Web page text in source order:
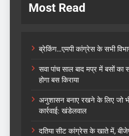
Most Read
ब्रेकिंग…एमपी कांग्रेस के सभी
सवा पांच साल बाद मप्र में बसों का
होगा बस किराया
अनुशासन बनाए रखने के लिए जो भी
कार्रवाई: खंडेलवाल
दतिया सीट कांग्रेस के खाते में,